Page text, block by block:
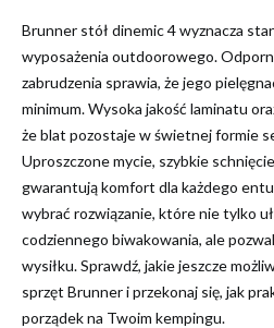
Brunner stół dinemic 4 wyznacza
wyposażenia outdoorowego.
zabrudzenia sprawia, że jego
minimum. Wysoka jakość laminatu
że blat pozostaje w świetnej formie
Uproszczone mycie, szybkie
gwarantują komfort dla każdego
wybrać rozwiązanie, które nie tylko
codziennego biwakowania, ale
wysiłku. Sprawdź, jakie jeszcze
sprzęt Brunner i przekonaj się, jak
porządek na Twoim kempingu.